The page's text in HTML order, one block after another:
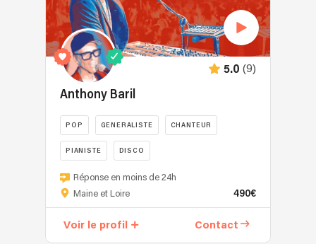
5.0 (9)
Anthony Baril
POP GENERALISTE CHANTEUR
PIANISTE DISCO
-
MONSIEUR
(solo
Réponse en moins de 24h
Maine et Loire
490€
Voir le profil Contact